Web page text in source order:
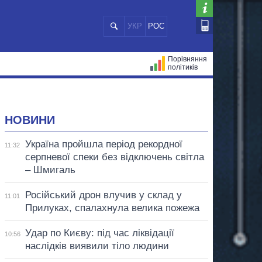
УКР РОС
Порівняння
політиків
НОВИНИ
11:32
Україна пройшла період рекордної
серпневої спеки без відключень світла
– Шмигаль
11:01
Російський дрон влучив у склад у
Прилуках, спалахнула велика пожежа
10:56
Удар по Києву: під час ліквідації
наслідків виявили тіло людини